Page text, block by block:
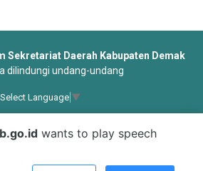
Sekretariat Daerah Kabupaten Demak
dilindungi undang-undang
Select Language ▼
wants to play speech